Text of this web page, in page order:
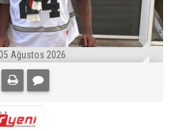
Ağustos 2026